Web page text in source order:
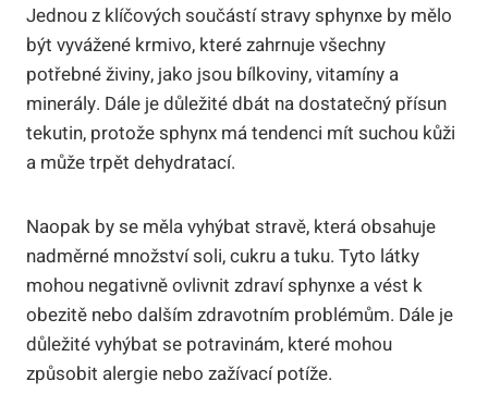
Jednou z klíčových součástí stravy sphynxe by mělo
být vyvážené krmivo, které zahrnuje všechny
potřebné živiny, jako jsou bílkoviny, vitamíny a
minerály. Dále je důležité dbát na dostatečný přísun
tekutin, protože sphynx má tendenci mít suchou kůži
a může trpět dehydratací.
Naopak by se měla vyhýbat stravě, která obsahuje
nadměrné množství soli, cukru a tuku. Tyto látky
mohou negativně ovlivnit zdraví sphynxe a vést k
obezitě nebo dalším zdravotním problémům. Dále je
důležité vyhýbat se potravinám, které mohou
způsobit alergie nebo zažívací potíže.